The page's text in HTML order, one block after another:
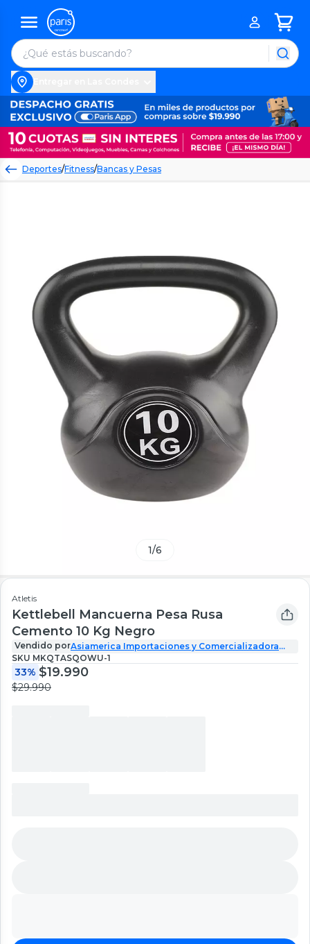
Deportes/Fitness/Bancas y Pesas
1/6
Atletis
Kettlebell Mancuerna Pesa Rusa
Cemento 10 Kg Negro
Vendido porAsiamerica Importaciones y Comercializadora
SPA
SKU MKQTASQOWU-1
33% $19.990
$29.990